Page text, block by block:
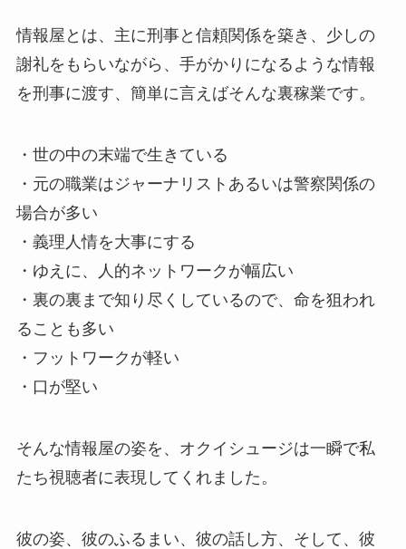
情報屋とは、主に刑事と信頼関係を築き、少しの
謝礼をもらいながら、手がかりになるような情報
を刑事に渡す、簡単に言えばそんな裏稼業です。
・世の中の末端で生きている
・元の職業はジャーナリストあるいは警察関係の
場合が多い
・義理人情を大事にする
・ゆえに、人的ネットワークが幅広い
・裏の裏まで知り尽くしているので、命を狙われ
ることも多い
・フットワークが軽い
・口が堅い
そんな情報屋の姿を、オクイシュージは一瞬で私
たち視聴者に表現してくれました。
彼の姿、彼のふるまい、彼の話し方、そして、彼